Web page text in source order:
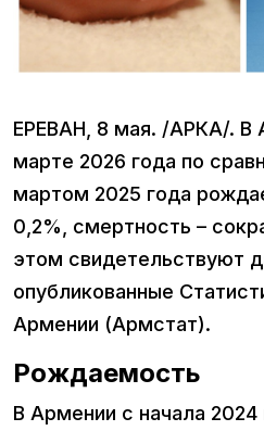
ЕРЕВАН, 8 мая. /АРКА/. В
марте 2026 года по
мартом 2025 года
0,2%, смертность –
этом свидетельствуют
опубликованные
Армении (Армстат).
Рождаемость
В Армении с начала 2024